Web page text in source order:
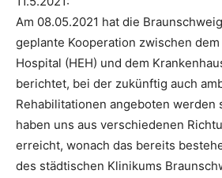
Am 08.05.2021 hat die
geplante Kooperation zwischen
Hospital (HEH) und dem
berichtet, bei der zukünftig auch
Rehabilitationen angeboten werden
haben uns aus verschiedenen
erreicht, wonach das bereits
des städtischen Klinikums